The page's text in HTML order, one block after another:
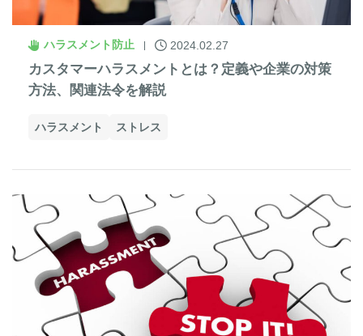
ハラスメント防止 2024.02.27
カスタマーハラスメントとは？定義や企業の対策
方法、関連法令を解説
ハラスメント ストレス